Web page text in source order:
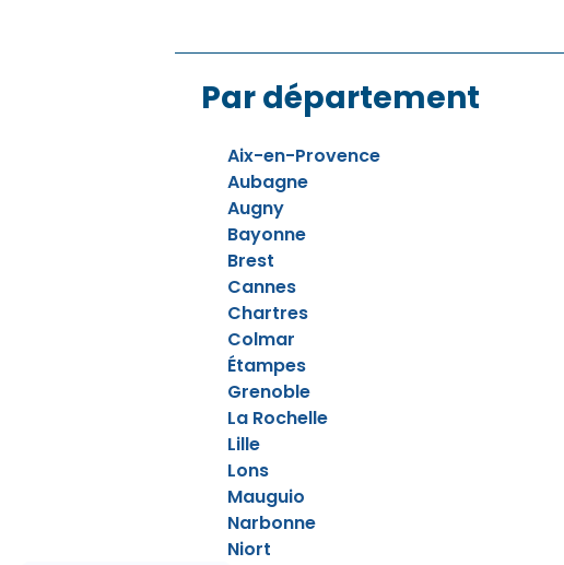
Par département
Aix-en-Provence
Aubagne
Augny
Bayonne
Brest
Cannes
Chartres
Colmar
Étampes
Grenoble
La Rochelle
Lille
Lons
Mauguio
Narbonne
Niort